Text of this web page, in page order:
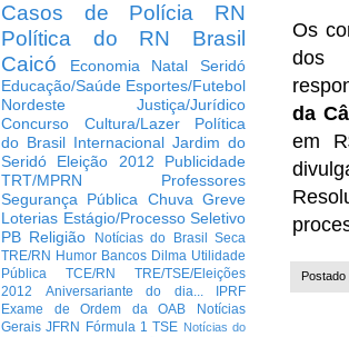
Os
dos
da
em
Postado
Casos de Polícia
RN
Política do RN
Brasil
Caicó
Economia Natal
Seridó
Educação/Saúde Esportes/Futebol
Nordeste
Justiça/Jurídico
Concurso
Cultura/Lazer
Política
do Brasil Internacional Jardim do
Seridó
Eleição 2012
Publicidade
TRT/MPRN
Professores
Segurança Pública Chuva Greve
Loterias Estágio/Processo Seletivo
PB Religião Notícias do Brasil
Seca
TRE/RN Humor Bancos Dilma Utilidade
Pública
TCE/RN
TRE/TSE/Eleições
2012
Aniversariante do dia...
IPRF
Exame de Ordem da OAB
Notícias
Gerais JFRN Fórmula 1 TSE Notícias do